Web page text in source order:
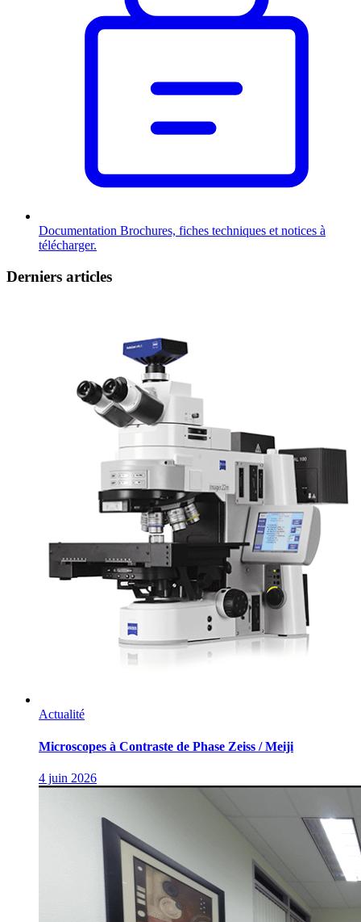
Documentation Brochures, fiches techniques et notices à
télécharger.
Derniers articles
Actualité
Microscopes à Contraste de Phase Zeiss / Meiji
4 juin 2026